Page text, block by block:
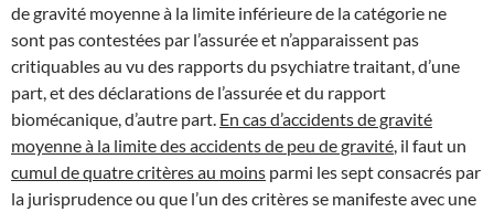
de gravité moyenne à la limite inférieure de la catégorie ne
sont pas contestées par l’assurée et n’apparaissent pas
critiquables au vu des rapports du psychiatre traitant, d’une
part, et des déclarations de l’assurée et du rapport
biomécanique, d’autre part. En cas d’accidents de gravité
moyenne à la limite des accidents de peu de gravité , il faut un
cumul de quatre critères au moins parmi les sept consacrés par
la jurisprudence ou que l’un des critères se manifeste avec une